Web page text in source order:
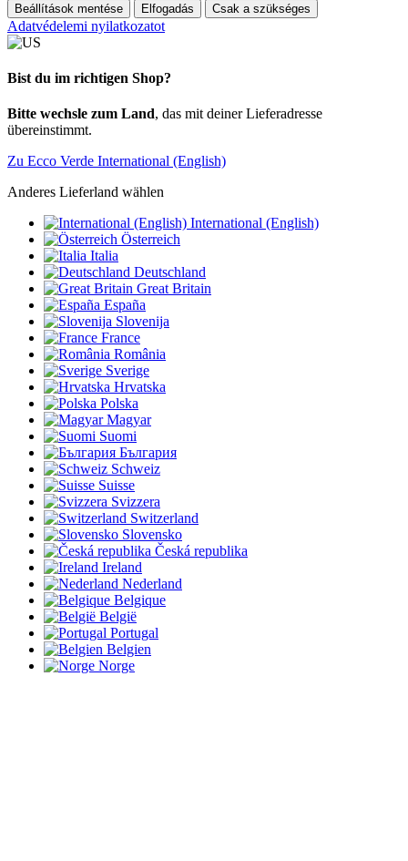
Beállítások mentése Elfogadás Csak a szükséges
Adatvédelemi nyilatkozatot
Bist du im richtigen Shop?
Bitte wechsle zum Land, das mit deiner Lieferadresse
übereinstimmt.
Zu Ecco Verde International (English)
Anderes Lieferland wählen
International (English)
Österreich
Italia
Deutschland
Great Britain
España
Slovenija
France
România
Sverige
Hrvatska
Polska
Magyar
Suomi
България
Schweiz
Suisse
Svizzera
Switzerland
Slovensko
Česká republika
Ireland
Nederland
Belgique
België
Portugal
Belgien
Norge